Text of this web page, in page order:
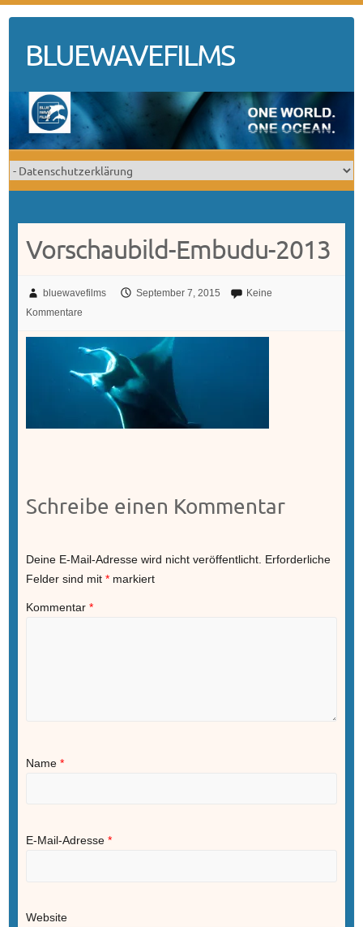
contentBLUEWAVEFILMS
Vorschaubild-Embudu-2013
bluewavefilms September 7, 2015
Keine
Kommentare
Schreibe einen Kommentar
Deine E-Mail-Adresse wird nicht veröffentlicht. Erforderliche
Felder sind mit *markiert
Kommentar *
Name *
E-Mail-Adresse *
Website